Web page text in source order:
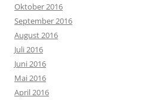
Oktober 2016
September 2016
August 2016
Juli 2016
Juni 2016
Mai 2016
April 2016